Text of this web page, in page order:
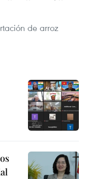
de arroz